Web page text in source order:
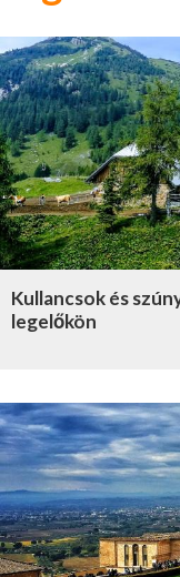
Kullancsok és
legelőkön